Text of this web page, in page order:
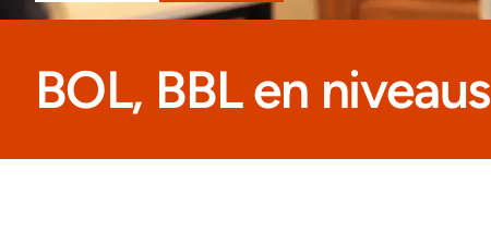
BOL, BBL en niveaus